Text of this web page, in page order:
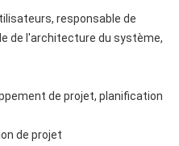
responsable de
de l'architecture du système,
de projet, planification
de projet